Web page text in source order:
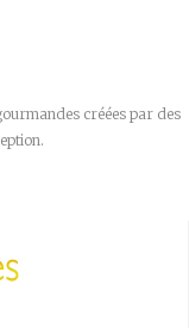
créées par des